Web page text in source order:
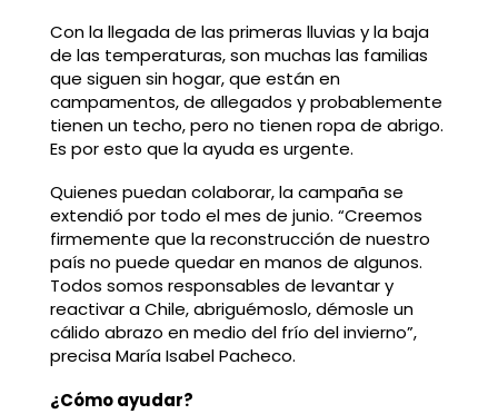
Con la llegada de las primeras lluvias y la baja
de las temperaturas, son muchas las familias
que siguen sin hogar, que están en
campamentos, de allegados y probablemente
tienen un techo, pero no tienen ropa de abrigo.
Es por esto que la ayuda es urgente.
Quienes puedan colaborar, la campaña se
extendió por todo el mes de junio. “Creemos
firmemente que la reconstrucción de nuestro
país no puede quedar en manos de algunos.
Todos somos responsables de levantar y
reactivar a Chile, abriguémoslo, démosle un
cálido abrazo en medio del frío del invierno”,
precisa María Isabel Pacheco.
¿Cómo ayudar?